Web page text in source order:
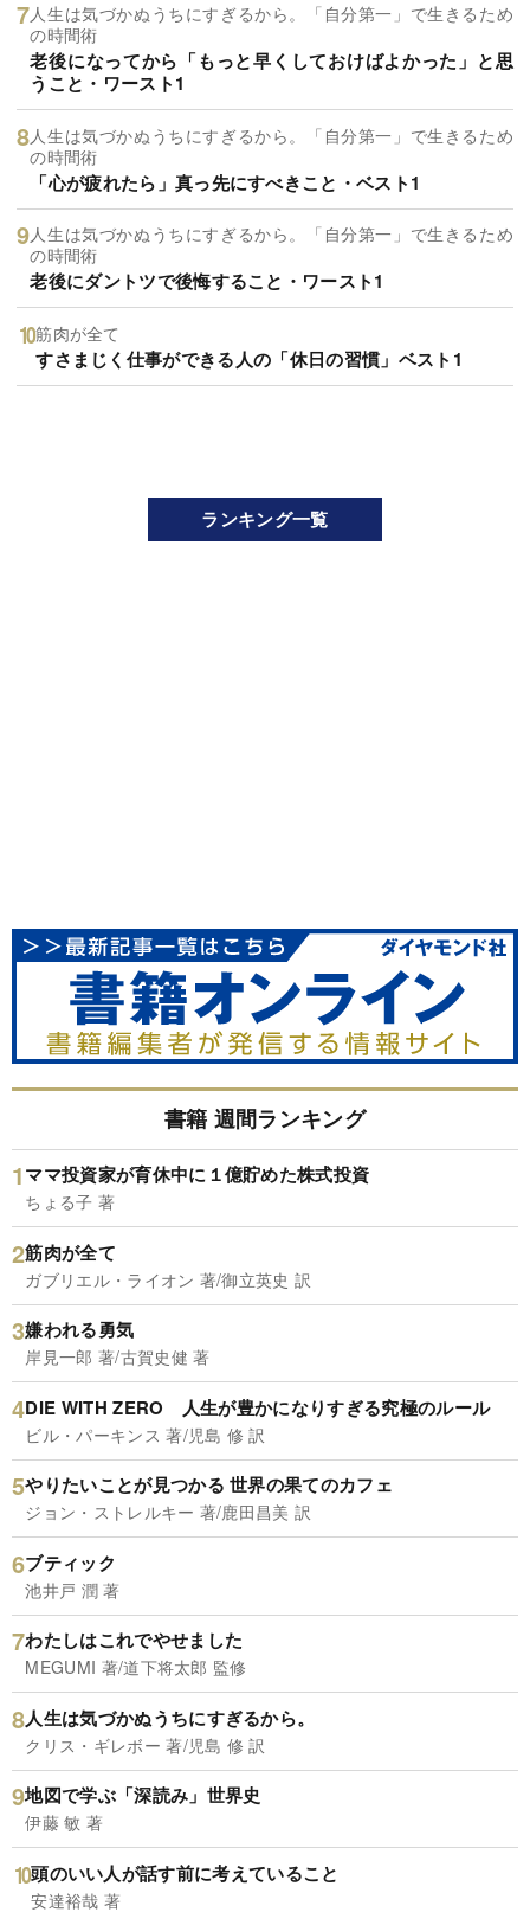
人生は気づかぬうちにすぎるから。「自分第一」で生きるため
の時間術
老後になってから「もっと早くしておけばよかった」と思
うこと・ワースト1
人生は気づかぬうちにすぎるから。「自分第一」で生きるため
の時間術
「心が疲れたら」真っ先にすべきこと・ベスト1
人生は気づかぬうちにすぎるから。「自分第一」で生きるため
の時間術
老後にダントツで後悔すること・ワースト1
筋肉が全て
すさまじく仕事ができる人の「休日の習慣」ベスト1
ランキング一覧
書籍 週間ランキング
ママ投資家が育休中に１億貯めた株式投資
ちょる子 著
筋肉が全て
ガブリエル・ライオン 著/御立英史 訳
嫌われる勇気
岸見一郎 著/古賀史健 著
DIE WITH ZERO 人生が豊かになりすぎる究極のルール
ビル・パーキンス 著/児島 修 訳
やりたいことが見つかる 世界の果てのカフェ
ジョン・ストレルキー 著/鹿田昌美 訳
ブティック
池井戸 潤 著
わたしはこれでやせました
MEGUMI 著/道下将太郎 監修
人生は気づかぬうちにすぎるから。
クリス・ギレボー 著/児島 修 訳
地図で学ぶ「深読み」世界史
伊藤 敏 著
頭のいい人が話す前に考えていること
安達裕哉 著